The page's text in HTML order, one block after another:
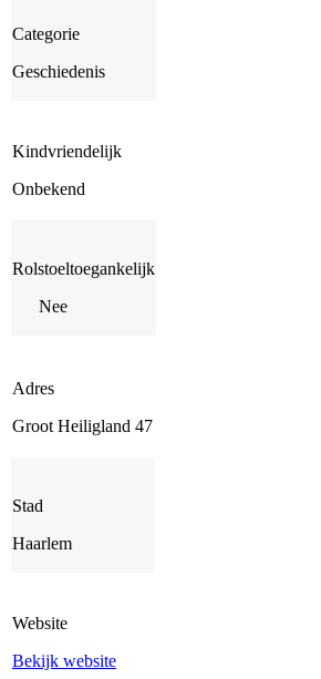
Categorie
Geschiedenis
Kindvriendelijk
Onbekend
Rolstoeltoegankelijk
Nee
Adres
Groot Heiligland 47
Stad
Haarlem
Website
Bekijk website